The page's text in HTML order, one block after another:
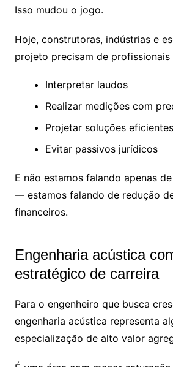
Isso mudou o jogo.
Hoje, construtoras, indústrias e
projeto precisam de profissionais
Interpretar laudos
Realizar medições com
Projetar soluções eficientes
Evitar passivos jurídicos
E não estamos falando apenas
— estamos falando de redução
financeiros.
Engenharia acústica
estratégico de carreira
Para o engenheiro que busca
engenharia acústica representa
especialização de alto valor